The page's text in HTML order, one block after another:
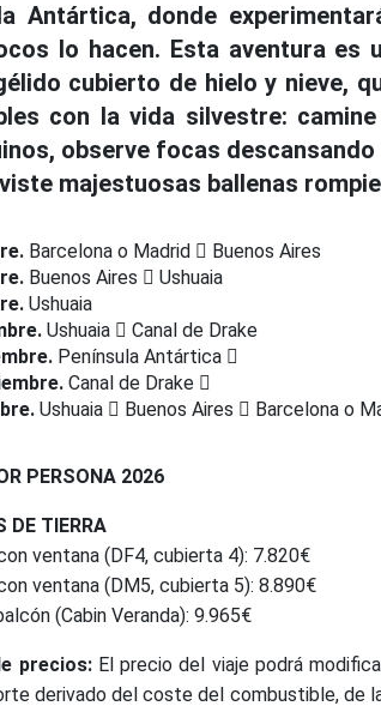
Antártica, donde
lo hacen. Esta aventura es
cubierto de hielo y nieve,
con la vida silvestre:
observe focas
majestuosas ballenas
Barcelona o Madrid
Buenos Aires
Buenos Aires
Ushuaia
Ushuaia
Ushuaia
Canal de Drake
Península Antártica
Canal de Drake
Ushuaia Buenos Aires Barcelona o
PERSONA 2026
DE TIERRA
ventana (DF4, cubierta 4): 7.820€
ventana (DM5, cubierta 5): 8.890€
(Cabin Veranda): 9.965€
precios:El precio del viaje podrá
derivado del coste del combustible, de